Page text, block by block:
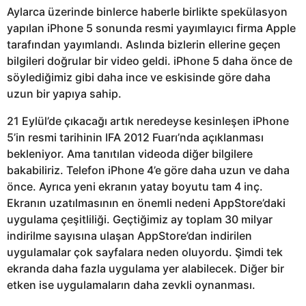
Aylarca üzerinde binlerce haberle birlikte spekülasyon
yapılan iPhone 5 sonunda resmi yayımlayıcı firma Apple
tarafından yayımlandı. Aslında bizlerin ellerine geçen
bilgileri doğrular bir video geldi. iPhone 5 daha önce de
söylediğimiz gibi daha ince ve eskisinde göre daha
uzun bir yapıya sahip.
21 Eylül’de çıkacağı artık neredeyse kesinleşen iPhone
5’in resmi tarihinin IFA 2012 Fuarı’nda açıklanması
bekleniyor. Ama tanıtılan videoda diğer bilgilere
bakabiliriz. Telefon iPhone 4’e göre daha uzun ve daha
önce. Ayrıca yeni ekranın yatay boyutu tam 4 inç.
Ekranın uzatılmasının en önemli nedeni AppStore’daki
uygulama çeşitliliği. Geçtiğimiz ay toplam 30 milyar
indirilme sayısına ulaşan AppStore’dan indirilen
uygulamalar çok sayfalara neden oluyordu. Şimdi tek
ekranda daha fazla uygulama yer alabilecek. Diğer bir
etken ise uygulamaların daha zevkli oynanması.